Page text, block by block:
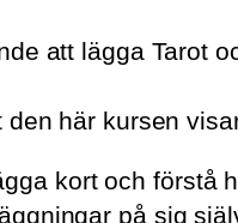
att lägga Tarot
här kursen
kort och förstå
på sig